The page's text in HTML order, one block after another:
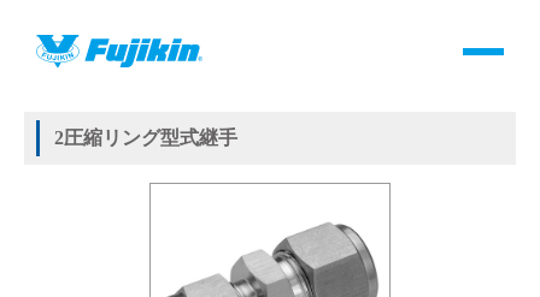
製品情報
HOME 製品情報
2圧縮リング型式継手